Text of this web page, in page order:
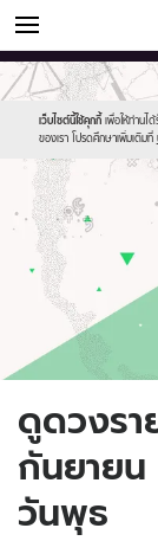
ดูดวง
เว็บไซต์นี้ใช้คุกกี้ เพื่อให้ท่านไ
ของเรา โปรดศึกษาเพิ่มเติมที่
Sanook
//s.isanook.com/sr/
new-
sanook.png
600
60
//s.isanook.com/ho/
horoscope-
wednesday.jpg
ดูดวงรา
กันยายน
วันพุธ